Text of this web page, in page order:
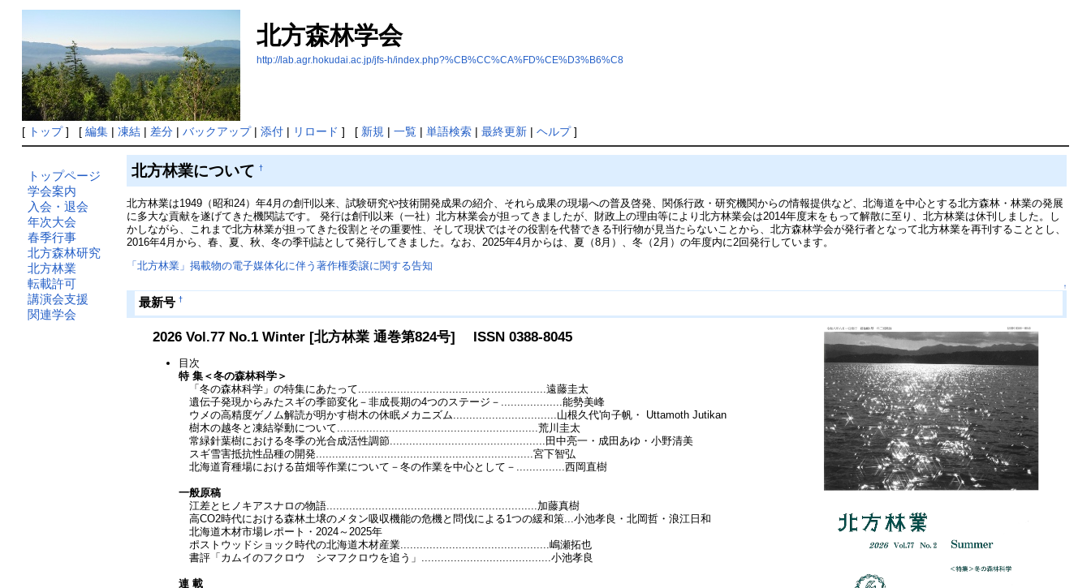
北方森林学会
http://lab.agr.hokudai.ac.jp/jfs-h/index.php?%CB%CC%CA%FD%CE%D3%B6%C8
[ トップ] [ 編集| 凍結| 差分| バックアップ| 添付| リロード ] [ 新規 | 一覧| 単語検索| 最終更新| ヘルプ]
トップページ
学会案内
入会・退会
年次大会
春季行事
北方森林研究
北方林業
転載許可
講演会支援
関連学会
北方林業について†
北方林業は1949（昭和24）年4月の創刊以来、試験研究や技術開発成果の紹介、それら成果の現場への普及啓発、関係行政・研究機関からの情報提供など、北海道を中心とする北方森林・林業の発展
に多大な貢献を遂げてきた機関誌です。 発行は創刊以来（一社）北方林業会が担ってきましたが、財政上の理由等により北方林業会は2014年度末をもって解散に至り、北方林業は休刊しました。し
かしながら、これまで北方林業が担ってきた役割とその重要性、そして現状ではその役割を代替できる刊行物が見当たらないことから、北方森林学会が発行者となって北方林業を再刊することとし、
2016年4月から、春、夏、秋、冬の季刊誌として発行してきました。なお、2025年4月からは、夏（8月）、冬（2月）の年度内に2回発行しています。
「北方林業」掲載物の電子媒体化に伴う著作権委譲に関する告知
↑
最新号 †
2026 Vol.77 No.1 Winter [北方林業 通巻第824号] ISSN 0388-8045
目次
特 集＜冬の森林科学＞
「冬の森林科学」の特集にあたって..........................................................遠藤圭太
遺伝子発現からみたスギの季節変化－非成長期の4つのステージ－...................能勢美峰
ウメの高精度ゲノム解読が明かす樹木の休眠メカニズム................................山根久代'向子帆・ Uttamoth Jutikan
樹木の越冬と凍結挙動について..............................................................荒川圭太
常緑針葉樹における冬季の光合成活性調節................................................田中亮一・成田あゆ・小野清美
スギ雪害抵抗性品種の開発...................................................................宮下智弘
北海道育種場における苗畑等作業について－冬の作業を中心として－...............西岡直樹
一般原稿
江差とヒノキアスナロの物語.................................................................加藤真樹
高CO2時代における森林土壌のメタン吸収機能の危機と問伐による1つの緩和策...小池孝良・北岡哲・浪江日和
北海道木材市場レポート・2024～2025年
ポストウッドショック時代の北海道木材産業..............................................嶋瀬拓也
書評「カムイのフクロウ シマフクロウを追う」........................................小池孝良
連 載